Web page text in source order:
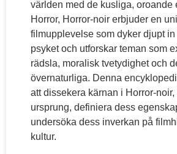
världen med de kusliga, oroande
Horror, Horror-noir erbjuder en
filmupplevelse som dyker djupt
psyket och utforskar teman som
rädsla, moralisk tvetydighet och
övernaturliga. Denna
att dissekera kärnan i Horror-
ursprung, definiera dess
undersöka dess inverkan på
kultur.